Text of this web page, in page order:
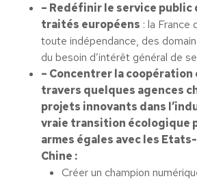
– Redéfinir le service public
traités européens : la France
toute indépendance, des
du besoin d’intérêt général de
– Concentrer la coopération
travers quelques agences
projets innovants dans
vraie transition écologique
armes égales avec les
Chine :
Créer un champion